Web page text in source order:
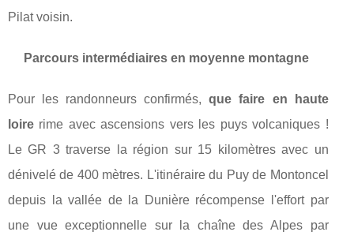
Pilat voisin.
Parcours intermédiaires en moyenne montagne
Pour les randonneurs confirmés,que faire en haute
loire rime avec ascensions vers les puys volcaniques !
Le GR 3 traverse la région sur 15 kilomètres avec un
dénivelé de 400 mètres. L'itinéraire du Puy de Montoncel
depuis la vallée de la Dunière récompense l'effort par
une vue exceptionnelle sur la chaîne des Alpes par